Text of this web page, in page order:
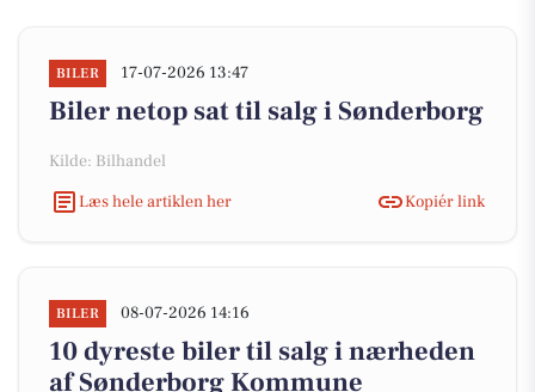
BILER 17-07-2026 13:47
Biler netop sat til salg i Sønderborg
Kilde: Bilhandel
Læs hele artiklen her
Kopiér link
BILER 08-07-2026 14:16
10 dyreste biler til salg i nærheden
af Sønderborg Kommune